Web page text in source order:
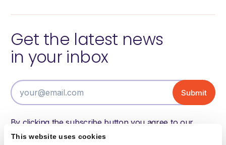
This website uses cookies
Get the latest news
in your inbox
By clicking the subscribe button you agree to our
terms of use and have read and understood our